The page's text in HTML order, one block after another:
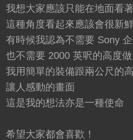
我想大家應該只能在地面看
這種角度看起來應該會很新
有時候我認為不需要 Sony
也不需要 2000 英呎的高度
我用簡單的裝備跟兩公尺的
讓人感動的畫面
這是我的想法亦是一種使命
希望大家都會喜歡！